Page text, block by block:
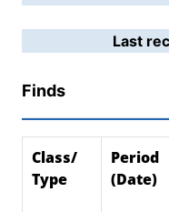
Last
Finds
Class/
Type
Period
(Date)